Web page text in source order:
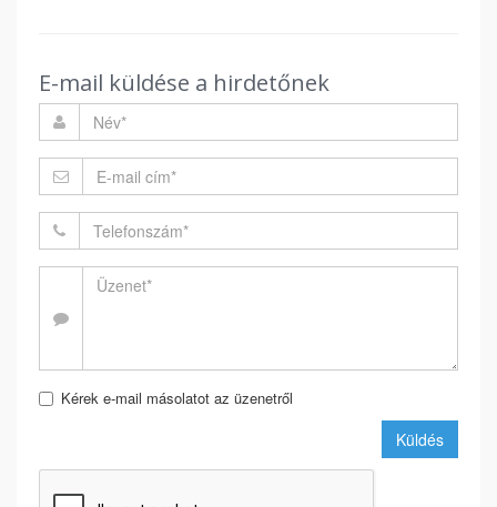
E-mail küldése a hirdetőnek
Kérek e-mail másolatot az üzenetről
Küldés